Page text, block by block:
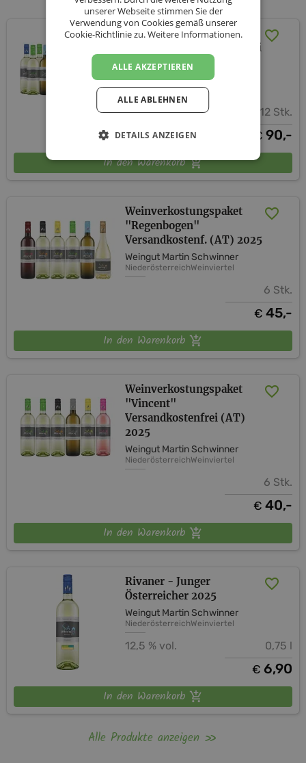
Authentizität, für Persönlichkeit, denn unsere Weine
besitzen Charakter, Profil und Eigenständigkeit.
Weinverkostungspaket
Romana versandkostenfrei
(AT) 2024 2025
Weingut Martin Schwinner
NiederösterreichWeinviertel
12 Stk.
€ 90,-
In den Warenkorb
Weinverkostungspaket
"Regenbogen"
Versandkostenf. (AT) 2025
Weingut Martin Schwinner
NiederösterreichWeinviertel
6 Stk.
€ 45,-
In den Warenkorb
Weinverkostungspaket
"Vincent"
Versandkostenfrei (AT)
2025
Weingut Martin Schwinner
NiederösterreichWeinviertel
6 Stk.
€ 40,-
In den Warenkorb
Rivaner - Junger
Österreicher 2025
Weingut Martin Schwinner
NiederösterreichWeinviertel
12,5 % vol. 0,75 l
€ 6,90
In den Warenkorb
Alle Produkte anzeigen
unserer Webseite stimmen Sie der
Verwendung von Cookies gemäß unserer
Cookie-Richtlinie zu.Weitere Informationen.
ALLE AKZEPTIEREN
ALLE ABLEHNEN
DETAILS ANZEIGEN